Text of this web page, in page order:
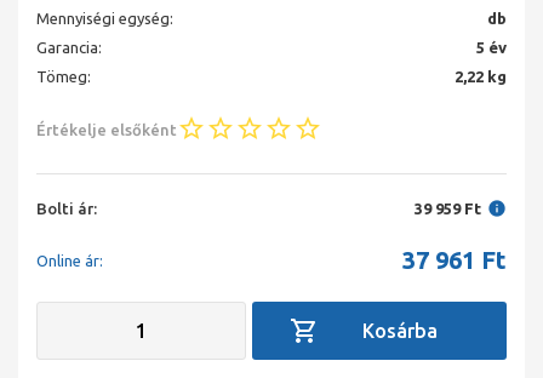
Mennyiségi egység:
db
Garancia:
5 év
Tömeg:
2,22 kg
Értékelje elsőként
Bolti ár: 39 959 Ft
Online ár: 37 961 Ft